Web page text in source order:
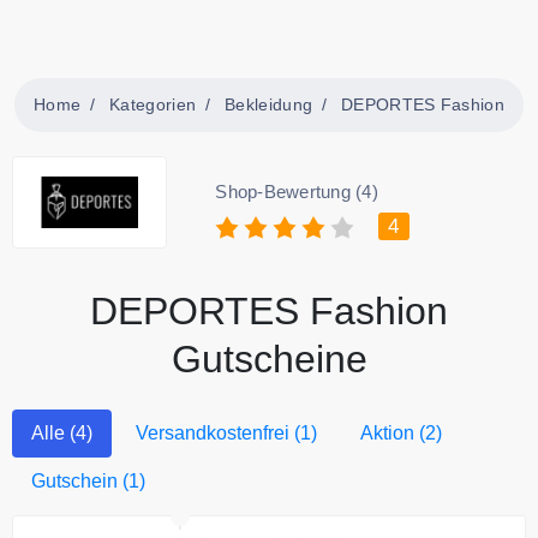
Home Kategorien Bekleidung DEPORTES Fashion
Shop-Bewertung (4)
4
DEPORTES Fashion
Gutscheine
Alle (4) Versandkostenfrei (1) Aktion (2)
Gutschein (1)